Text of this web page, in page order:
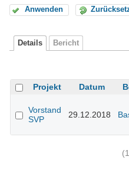
Anwenden
Details Bericht
Projekt Datum
Vorstand
SVP
29.12.2018